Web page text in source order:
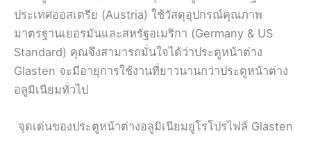
ประเทศออสเตรีย (Austria) ใช้วัสดุอุปกรณ์คุณภาพ
มาตรฐานเยอรมันและสหรัฐอเมริกา (Germany & US
Standard) คุณจึงสามารถมั่นใจได้ว่าประตูหน้าต่าง
Glasten จะมีอายุการใช้งานที่ยาวนานกว่าประตูหน้าต่าง
อลูมิเนียมทั่วไป
จุดเด่นของประตูหน้าต่างอลูมิเนียมยูโรโปรไฟล์ Glasten